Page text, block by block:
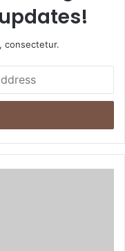
consectetur.